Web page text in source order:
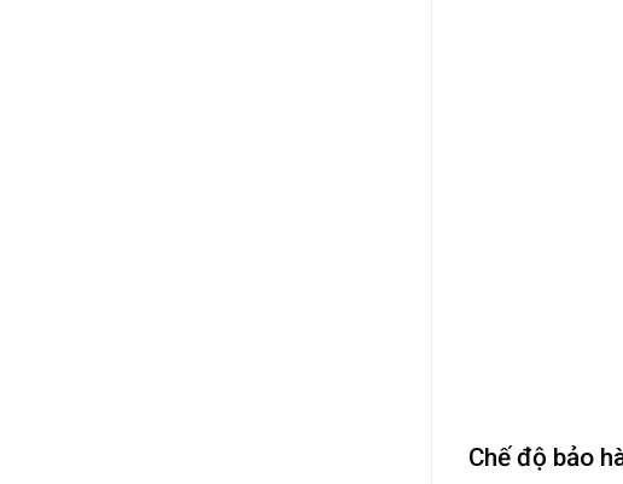
Chế độ bảo